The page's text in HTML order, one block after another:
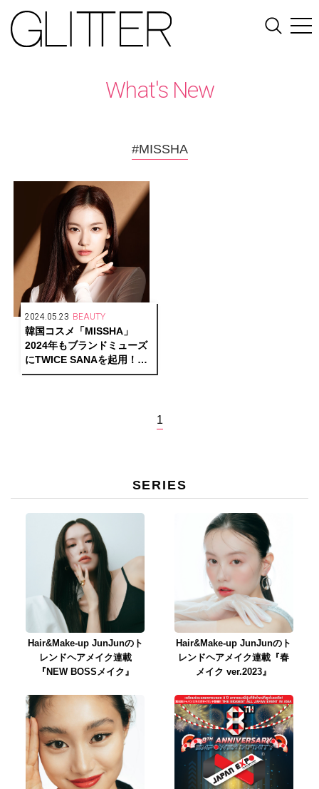
What's New
#MISSHA
2024.05.23 BEAUTY
韓国コスメ「MISSHA」
2024年もブランドミューズ
にTWICE SANAを起用！新
ビジュアルも公開
1
SERIES
Hair&Make-up JunJunのト
レンドヘアメイク連載
『NEW BOSSメイク』
Hair&Make-up JunJunのト
レンドヘアメイク連載『春
メイク ver.2023』